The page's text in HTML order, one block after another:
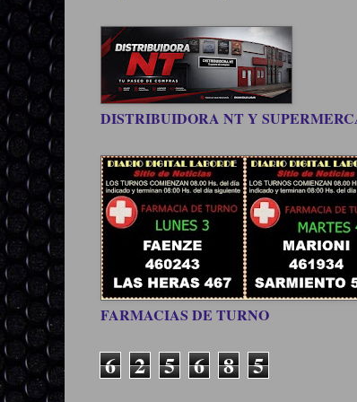
DISTRIBUIDORA NT Y
FARMACIAS DE TURNO
6 2 5 6 8 5